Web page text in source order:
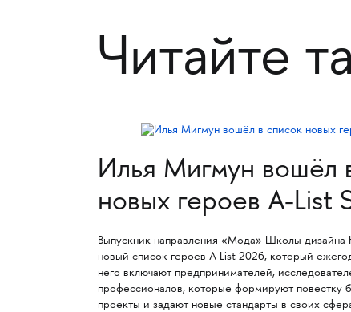
Читайте
Илья Мигмун вошёл
новых героев A-List
Выпускник направления «Мода» Школы
новый список героев A-List 2026, который
него включают предпринимателей,
профессионалов, которые формируют повестку
проекты и задают новые стандарты в своих